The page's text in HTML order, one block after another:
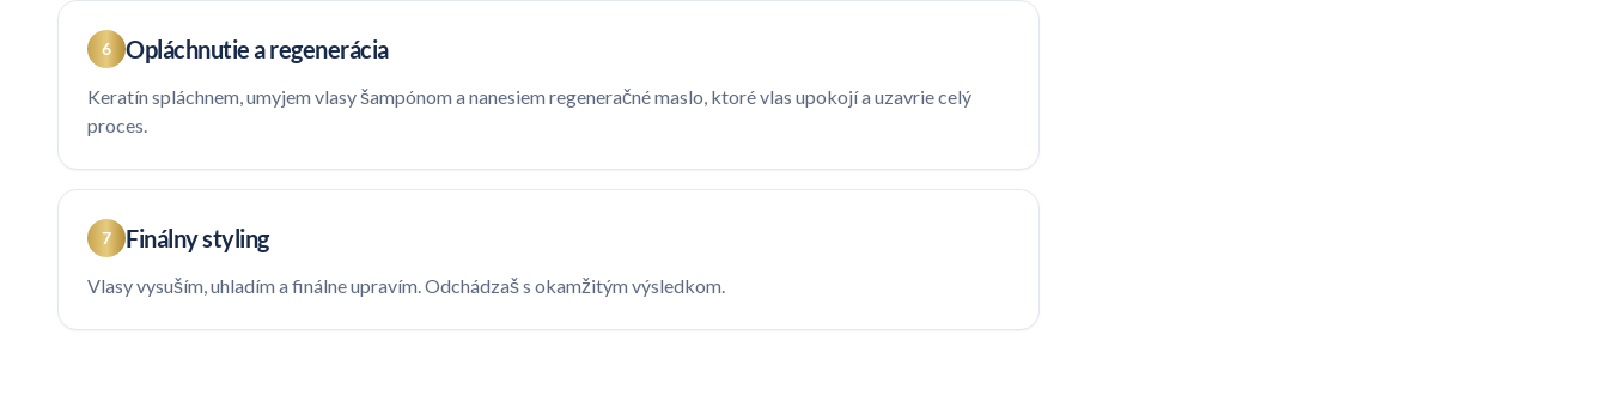
6 Opláchnutie a regenerácia
Keratín spláchnem, umyjem vlasy šampónom a nanesiem regeneračné maslo, ktoré vlas upokojí a uzavrie celý
proces.
7 Finálny styling
Vlasy vysuším, uhladím a finálne upravím. Odchádzaš s okamžitým výsledkom.